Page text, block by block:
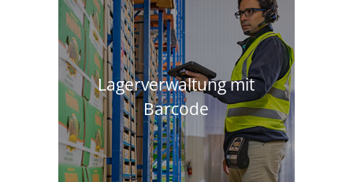
Lagerverwaltung mit
Barcode